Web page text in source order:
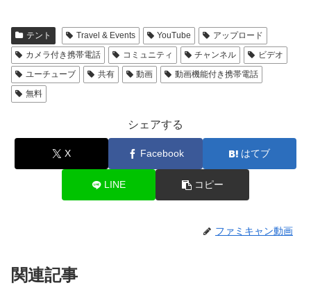
テント Travel & Events YouTube
アップロード
カメラ付き携帯電話
コミュニティ チャンネル
ビデオ
ユーチューブ
共有 動画
動画機能付き携帯電話
無料
シェアする
X Facebook はてブ
LINE コピー
ファミキャン動画
関連記事